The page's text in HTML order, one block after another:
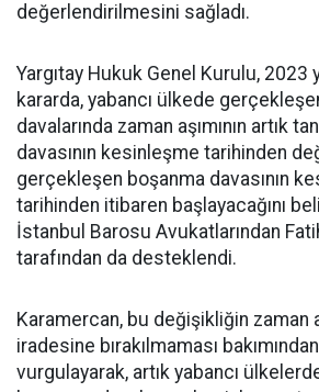
değerlendirilmesini sağladı.
Yargıtay Hukuk Genel Kurulu, 2023
kararda, yabancı ülkede
davalarında zaman aşımının artık
davasının kesinleşme tarihinden
gerçekleşen boşanma davasının
tarihinden itibaren başlayacağını
İstanbul Barosu Avukatlarından
tarafından da desteklendi.
Karamercan, bu değişikliğin zaman
iradesine bırakılmaması
vurgulayarak, artık yabancı